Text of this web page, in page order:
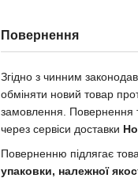
Повернення
Згідно з чинним
обміняти новий товар
замовлення. Повернення
через сервіси доставки
Поверненню підлягає
упаковки, належної